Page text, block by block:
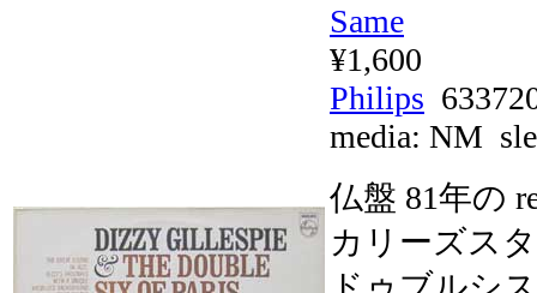
Same
¥1,600
Philips
media: NM
仏盤 81年の
カリーズス